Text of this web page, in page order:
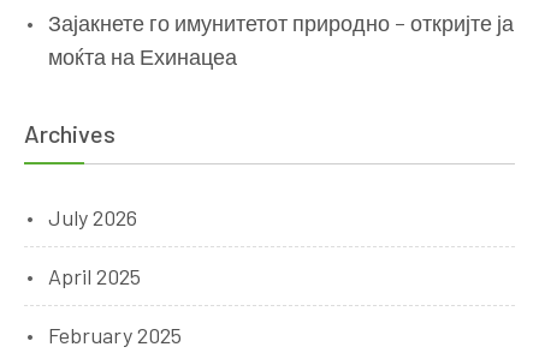
Зајакнете го имунитетот природно – откријте ја
моќта на Ехинацеа
Archives
July 2026
April 2025
February 2025